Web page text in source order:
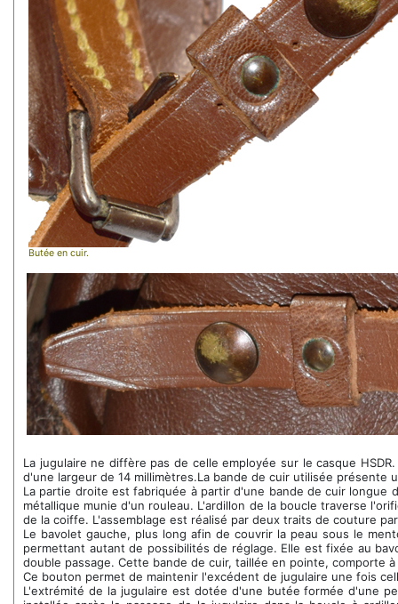
Butée en cuir.
La jugulaire ne diffère pas de celle employée sur le casque
d'une largeur de 14 millimètres.La bande de cuir utilisée présente
La partie droite est fabriquée à partir d'une bande de cuir
métallique munie d'un rouleau. L'ardillon de la boucle traverse
de la coiffe. L'assemblage est réalisé par deux traits de couture
Le bavolet gauche, plus long afin de couvrir la peau sous le
permettant autant de possibilités de réglage. Elle est fixée au
double passage. Cette bande de cuir, taillée en pointe, comporte
Ce bouton permet de maintenir l'excédent de jugulaire une fois
L'extrémité de la jugulaire est dotée d'une butée formée d'une